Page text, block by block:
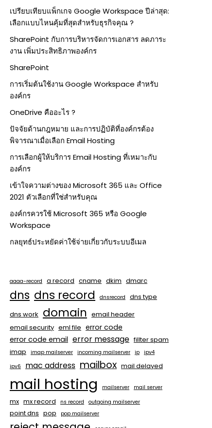
เปรียบเทียบแพ็กเกจ Google Workspace ปีล่าสุด:
เลือกแบบไหนคุ้มที่สุดสำหรับธุรกิจคุณ ?
SharePoint กับการบริหารจัดการเอกสาร ลดภาระ
งาน เพิ่มประสิทธิภาพองค์กร
SharePoint
การเริ่มต้นใช้งาน Google Workspace สำหรับ
องค์กร
OneDrive คืออะไร ?
ปัจจัยด้านกฎหมาย และการปฏิบัติที่องค์กรต้อง
พิจารณาเมื่อเลือก Email Hosting
การเลือกผู้ให้บริการ Email Hosting ที่เหมาะกับ
องค์กร
เข้าใจความต่างของ Microsoft 365 และ Office
2021 ตัวเลือกที่ใช่สำหรับคุณ
องค์กรควรใช้ Microsoft 365 หรือ Google
Workspace
กลยุทธ์ประหยัดค่าใช้จ่ายเกี่ยวกับระบบอีเมล
aaaa-record a record cname dkim dmarc
dns dns record dnsrecord
dns type
dns work domain email header
email security eml file error code
error code email error message fillter spam
imap
imap mailserver incoming mailserver ip
ipv4
ipv6
mac address mailbox mail delayed
mail hosting mailserver mail server
mx mx record ns record outgoing mailserver
point dns pop pop mailserver